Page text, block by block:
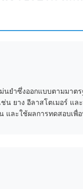
นยำซึ่งออกแบบตามมาต
ยาง อีลาสโตเมอร์ แล
และใช้ผลการทดสอบเ